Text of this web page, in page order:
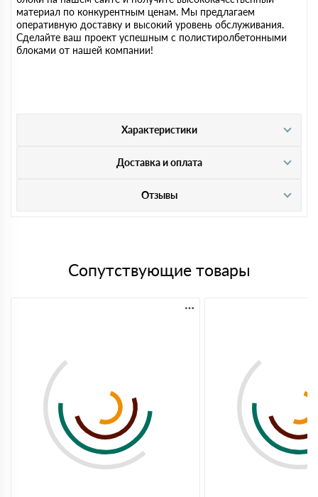
материал по конкурентным ценам. Мы предлагаем
оперативную доставку и высокий уровень обслуживания.
Сделайте ваш проект успешным с полистиролбетонными
блоками от нашей компании!
Характеристики
Доставка и оплата
Отзывы
Сопутствующие товары